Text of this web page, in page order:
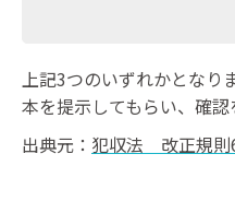
上記3つのいずれかとなり
本を提示してもらい、確認
出典元： 犯収法 改正規則